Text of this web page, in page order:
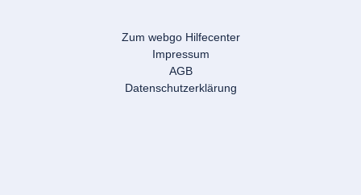
Zum webgo Hilfecenter
Impressum
AGB
Datenschutzerklärung